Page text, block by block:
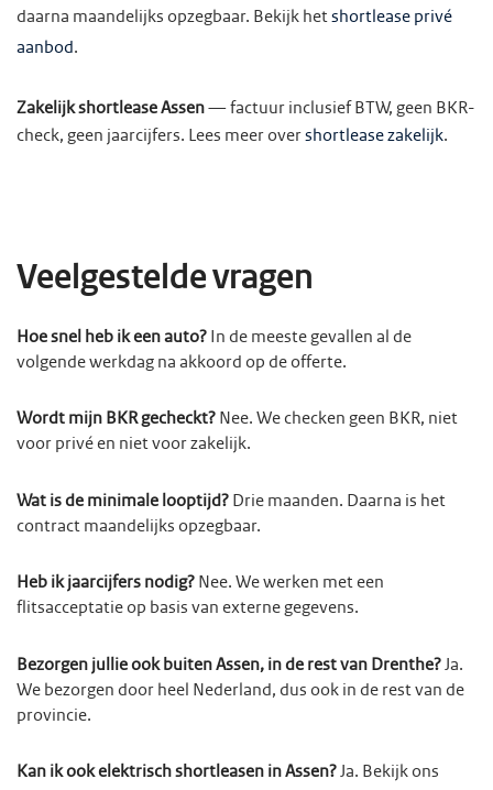
daarna maandelijks opzegbaar. Bekijk het shortlease privé
aanbod .
Zakelijk shortlease Assen — factuur inclusief BTW, geen BKR-
check, geen jaarcijfers. Lees meer over shortlease zakelijk.
Veelgestelde vragen
Hoe snel heb ik een auto? In de meeste gevallen al de
volgende werkdag na akkoord op de offerte.
Wordt mijn BKR gecheckt? Nee. We checken geen BKR, niet
voor privé en niet voor zakelijk.
Wat is de minimale looptijd? Drie maanden. Daarna is het
contract maandelijks opzegbaar.
Heb ik jaarcijfers nodig? Nee. We werken met een
flitsacceptatie op basis van externe gegevens.
Bezorgen jullie ook buiten Assen, in de rest van Drenthe? Ja.
We bezorgen door heel Nederland, dus ook in de rest van de
provincie.
Kan ik ook elektrisch shortleasen in Assen? Ja. Bekijk ons